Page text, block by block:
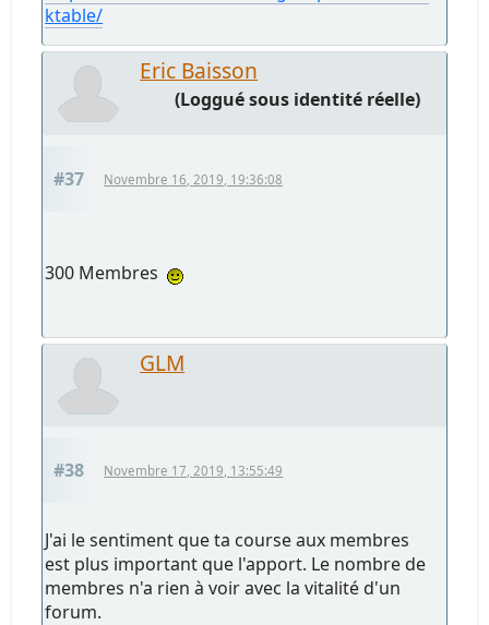
ktable/
Eric Baisson
(Loggué sous identité réelle)
#37 Novembre 16, 2019, 19:36:08
300 Membres
GLM
#38 Novembre 17, 2019, 13:55:49
J'ai le sentiment que ta course aux membres
est plus important que l'apport. Le nombre de
membres n'a rien à voir avec la vitalité d'un
forum.